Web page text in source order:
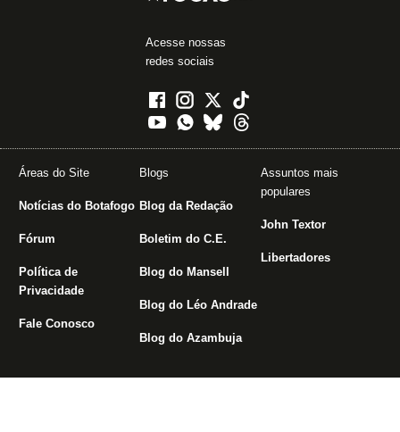
Acesse nossas
redes sociais
Áreas do Site
Notícias do Botafogo
Fórum
Política de
Privacidade
Fale Conosco
Blogs
Blog da Redação
Boletim do C.E.
Blog do Mansell
Blog do Léo Andrade
Blog do Azambuja
Assuntos mais
populares
John Textor
Libertadores